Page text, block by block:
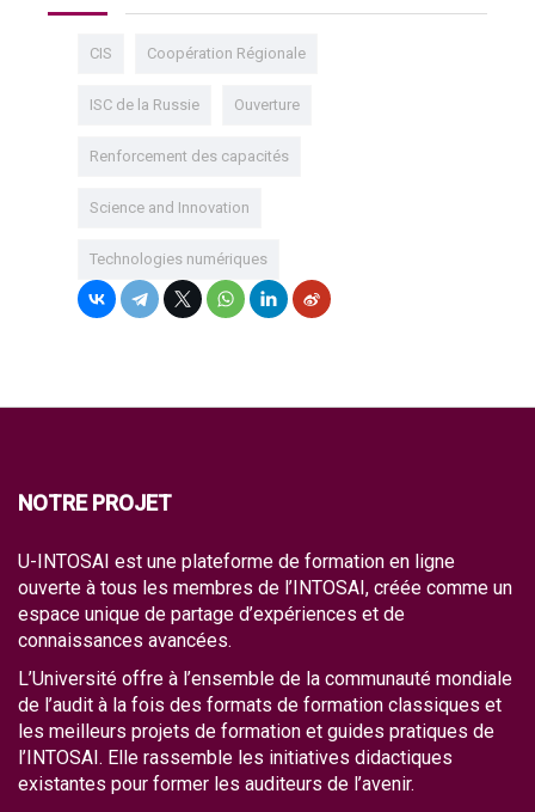
CIS Coopération Régionale
ISC de la Russie Ouverture
Renforcement des capacités
Science and Innovation
Technologies numériques
NOTRE PROJET
U-INTOSAI est une plateforme de formation en ligne
ouverte à tous les membres de l’INTOSAI, créée comme un
espace unique de partage d’expériences et de
connaissances avancées.
L’Université offre à l’ensemble de la communauté mondiale
de l’audit à la fois des formats de formation classiques et
les meilleurs projets de formation et guides pratiques de
l’INTOSAI. Elle rassemble les initiatives didactiques
existantes pour former les auditeurs de l’avenir.